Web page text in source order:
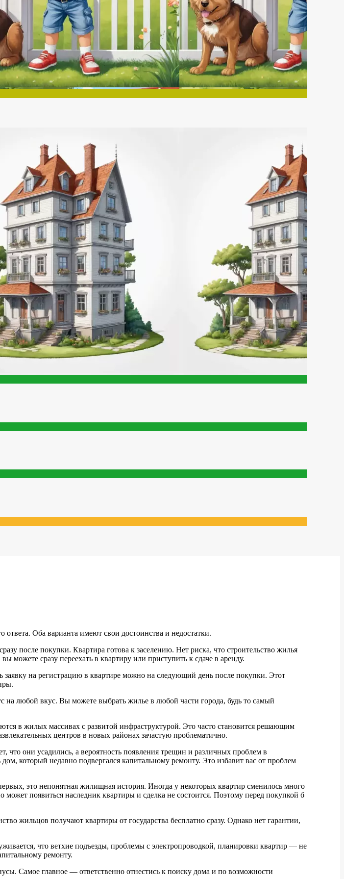
Оба варианта имеют свои достоинства и недостатки.
после покупки. Квартира готова к заселению. Нет риска, что строительство жилья
можете сразу переехать в квартиру или приступить к сдаче в аренду.
на регистрацию в квартире можно на следующий день после покупки. Этот
на любой вкус. Вы можете выбрать жилье в любой части города, будь то самый
в жилых массивах с развитой инфраструктурой. Это часто становится решающим
центров в новых районах зачастую проблематично.
что они усадились, а вероятность появления трещин и различных проблем в
который недавно подвергался капитальному ремонту. Это избавит вас от проблем
это непонятная жилищная история. Иногда у некоторых квартир сменилось много
появиться наследник квартиры и сделка не состоится. Поэтому перед покупкой б
жильцов получают квартиры от государства бесплатно сразу. Однако нет гарантии,
что ветхие подъезды, проблемы с электропроводкой, планировки квартир — не
ремонту.
Самое главное — ответственно отнестись к поиску дома и по возможности